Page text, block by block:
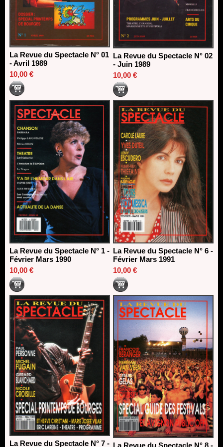
La Revue du Spectacle N° 01
- Avril 1989
10,00 €
La Revue du Spectacle N° 02
- Juin 1989
10,00 €
La Revue du Spectacle N° 1 -
Février Mars 1990
10,00 €
La Revue du Spectacle N° 6 -
Février Mars 1991
10,00 €
La Revue du Spectacle N° 7 - La Revue du Spectacle N° 8 -